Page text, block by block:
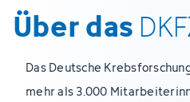
Über das
Das Deutsche
mehr als 3.000